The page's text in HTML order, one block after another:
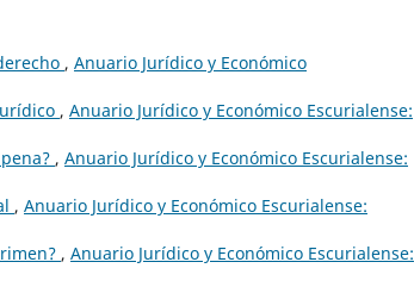
, Anuario Jurídico y Económico
, Anuario Jurídico y Económico Escurialense:
, Anuario Jurídico y Económico Escurialense:
, Anuario Jurídico y Económico Escurialense:
, Anuario Jurídico y Económico Escurialense: